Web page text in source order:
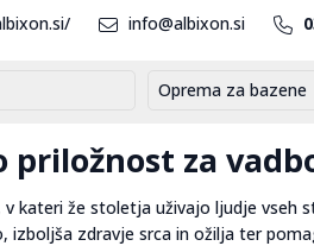
info@albixon.si
Oprema za bazene
za
kateri že stoletja uživajo ljudje vseh
zdravje srca in ožilja ter